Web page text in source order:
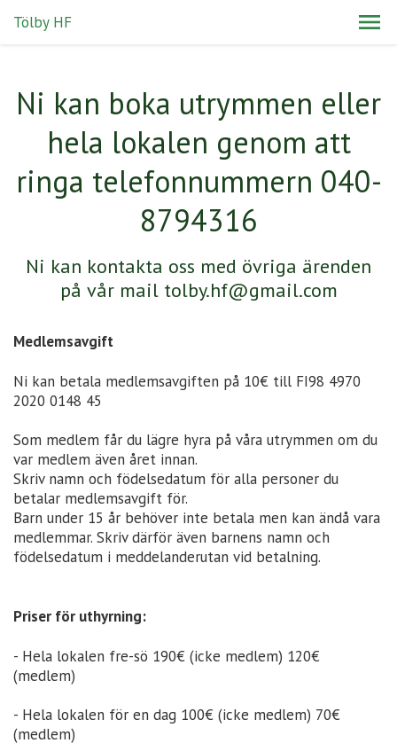
Tölby HF
Ni kan boka utrymmen eller
hela lokalen genom att
ringa telefonnummern 040-
8794316
Ni kan kontakta oss med övriga ärenden
på vår mail tolby.hf@gmail.com
Medlemsavgift
Ni kan betala medlemsavgiften på 10€ till FI98 4970
2020 0148 45
Som medlem får du lägre hyra på våra utrymmen om du
var medlem även året innan.
Skriv namn och födelsedatum för alla personer du
betalar medlemsavgift för.
Barn under 15 år behöver inte betala men kan ändå vara
medlemmar. Skriv därför även barnens namn och
födelsedatum i meddelanderutan vid betalning.
Priser för uthyrning:
- Hela lokalen fre-sö 190€ (icke medlem) 120€
(medlem)
- Hela lokalen för en dag 100€ (icke medlem) 70€
(medlem)